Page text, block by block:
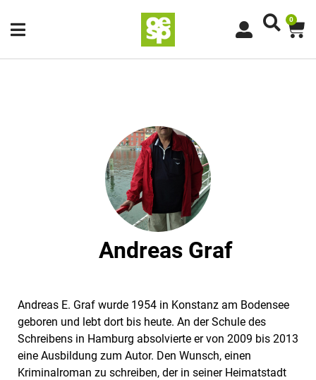
0
Andreas Graf
Andreas E. Graf wurde 1954 in Konstanz am Bodensee
geboren und lebt dort bis heute. An der Schule des
Schreibens in Hamburg absolvierte er von 2009 bis 2013
eine Ausbildung zum Autor. Den Wunsch, einen
Kriminalroman zu schreiben, der in seiner Heimatstadt